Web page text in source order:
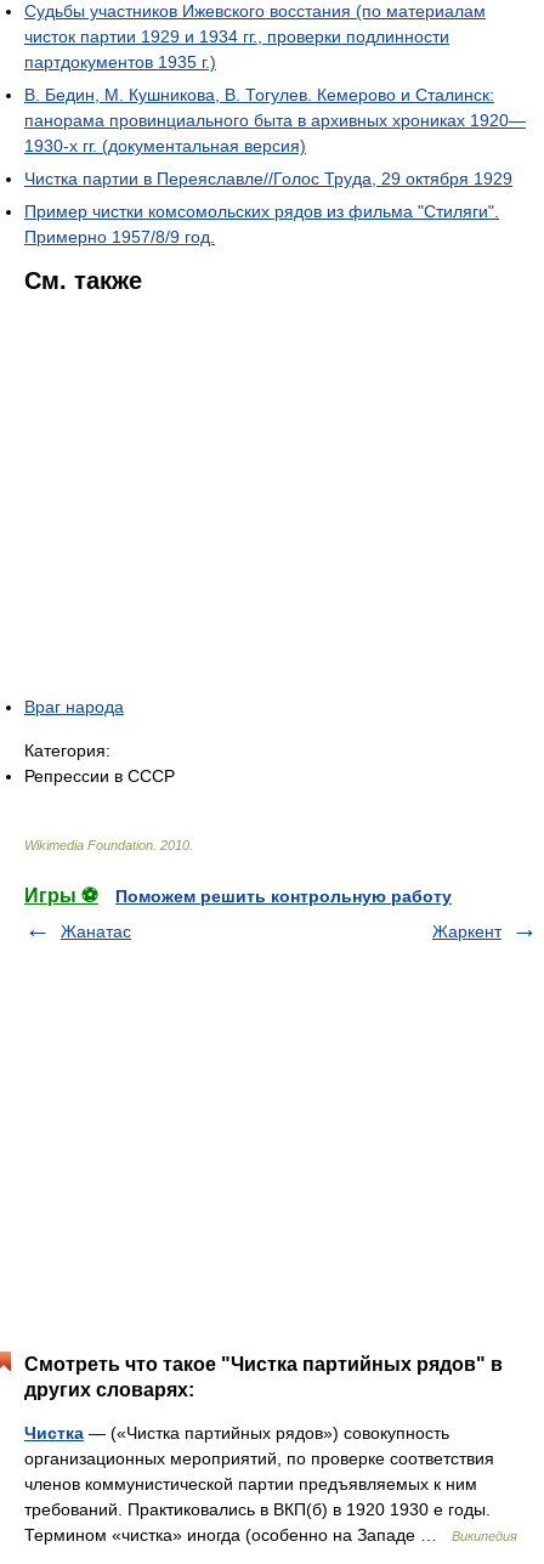
Судьбы участников Ижевского восстания (по материалам
чисток партии 1929 и 1934 гг., проверки подлинности
партдокументов 1935 г.)
В. Бедин, М. Кушникова, В. Тогулев. Кемерово и Сталинск:
панорама провинциального быта в архивных хрониках 1920—
1930-х гг. (документальная версия)
Чистка партии в Переяславле//Голос Труда, 29 октября 1929
Пример чистки комсомольских рядов из фильма "Стиляги".
Примерно 1957/8/9 год.
См. также
Враг народа
Категория:
Репрессии в СССР
Wikimedia Foundation 2010
Игры ⚽
Поможем решить контрольную работу
Жанатас
Жаркент
Смотреть что такое "Чистка партийных рядов" в
других словарях:
Чистка — («Чистка партийных рядов») совокупность
организационных мероприятий, по проверке соответствия
членов коммунистической партии предъявляемых к ним
требований. Практиковались в ВКП(б) в 1920 1930 е годы.
Термином «чистка» иногда (особенно на Западе …
Википедия